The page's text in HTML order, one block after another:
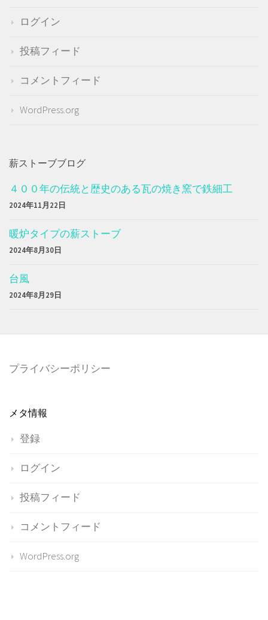
ログイン
投稿フィード
コメントフィード
WordPress.org
薪ストーブブログ
４００年の伝統と歴史のある瓦の焼き窯で鉄細工
2024年11月22日
暖炉タイプの薪ストーブ
2024年8月30日
台風
2024年8月29日
プライバシーポリシー
メタ情報
登録
ログイン
投稿フィード
コメントフィード
WordPress.org